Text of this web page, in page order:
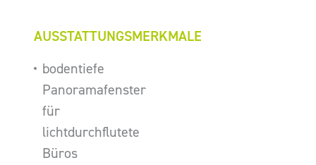
AUSSTATTUNGSMERKMALE
bodentiefe
Panoramafenster
für
lichtdurchflutete
Büros